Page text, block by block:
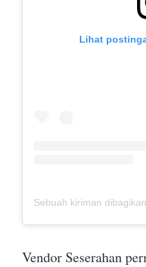
Lihat
Vendor Seserahan